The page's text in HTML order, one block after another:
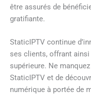
être assurés de
gratifiante.
StaticIPTV continue
ses clients, offrant ainsi
supérieure. Ne
StaticIPTV et de
numérique à portée de